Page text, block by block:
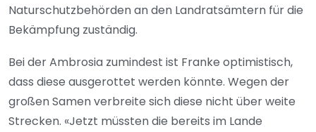
Naturschutzbehörden an den Landratsämtern für die
Bekämpfung zuständig.
Bei der Ambrosia zumindest ist Franke optimistisch,
dass diese ausgerottet werden könnte. Wegen der
großen Samen verbreite sich diese nicht über weite
Strecken. «Jetzt müssten die bereits im Lande